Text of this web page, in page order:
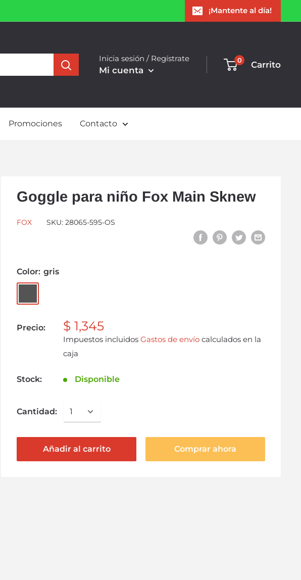
¡Mantente al día!
Inicia sesión / Regístrate
Mi cuenta
0 Carrito
Promociones Contacto
Goggle para niño Fox Main Sknew
FOX SKU:28065-595-OS
Color: gris
Precio: $ 1,345
Impuestos incluidosGastos de envío calculados en la
caja
Stock: Disponible
Cantidad:
Añadir al carrito Comprar ahora